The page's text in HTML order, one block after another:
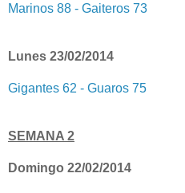
Marinos 88 - Gaiteros 73
Lunes 23/02/2014
Gigantes 62 - Guaros 75
SEMANA 2
Domingo 22/02/2014